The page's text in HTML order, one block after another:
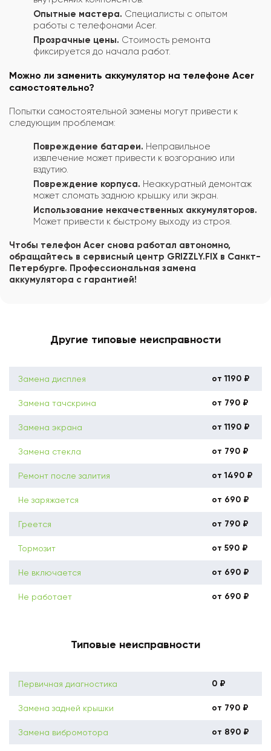
Опытные мастера. Специалисты с опытом
работы с телефонами Acer.
Прозрачные цены. Стоимость ремонта
фиксируется до начала работ.
Можно ли заменить аккумулятор на телефоне Acer
самостоятельно?
Попытки самостоятельной замены могут привести к
следующим проблемам:
Повреждение батареи. Неправильное
извлечение может привести к возгоранию или
вздутию.
Повреждение корпуса. Неаккуратный демонтаж
может сломать заднюю крышку или экран.
Использование некачественных аккумуляторов.
Может привести к быстрому выходу из строя.
Чтобы телефон Acer снова работал автономно,
обращайтесь в сервисный центр GRIZZLY.FIX в Санкт-
Петербурге. Профессиональная замена
аккумулятора с гарантией!
Другие типовые неисправности
Замена дисплея от 1190 ₽
Замена тачскрина от 790 ₽
Замена экрана от 1190 ₽
Замена стекла от 790 ₽
Ремонт после залития от 1490 ₽
Не заряжается от 690 ₽
Греется от 790 ₽
Тормозит от 590 ₽
Не включается от 690 ₽
Не работает от 690 ₽
Типовые неисправности
Первичная диагностика 0 ₽
Замена задней крышки от 790 ₽
Замена вибромотора от 890 ₽